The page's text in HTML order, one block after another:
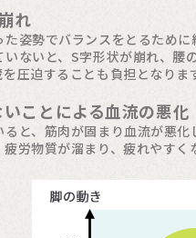
れ
姿勢でバランスをとるために
ないと、S字形状が崩れ、腰
圧迫することも負担となりま
ことによる血流の悪化
と、筋肉が固まり血流が悪化
労物質が溜まり、疲れやすく